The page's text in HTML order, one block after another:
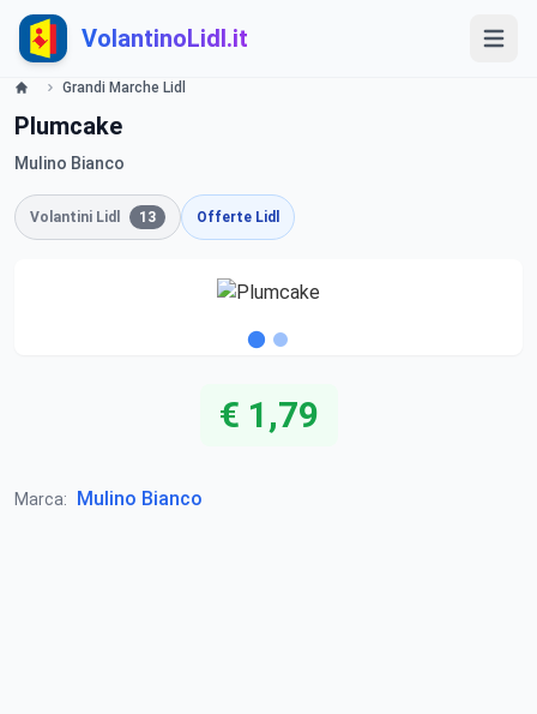
VolantinoLidl.it
Grandi Marche Lidl
Plumcake
Mulino Bianco
Volantini Lidl 13 Offerte Lidl
€ 1,79
Marca: Mulino Bianco